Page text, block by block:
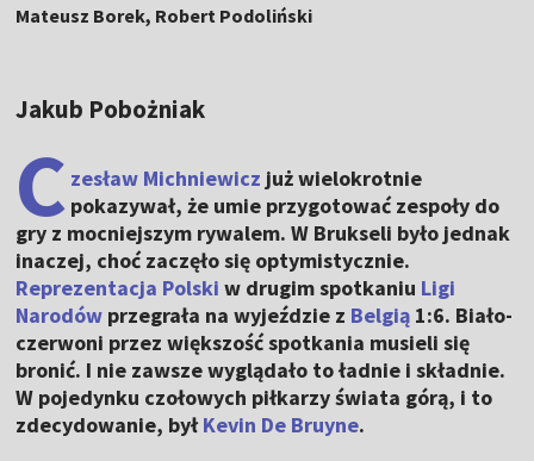
Mateusz Borek, Robert Podoliński
Jakub Pobożniak
C zesław Michniewicz już wielokrotnie
pokazywał, że umie przygotować zespoły do
gry z mocniejszym rywalem. W Brukseli było jednak
inaczej, choć zaczęło się optymistycznie.
Reprezentacja Polski w drugim spotkaniu Ligi
Narodów przegrała na wyjeździe z Belgią 1:6. Biało-
czerwoni przez większość spotkania musieli się
bronić. I nie zawsze wyglądało to ładnie i składnie.
W pojedynku czołowych piłkarzy świata górą, i to
zdecydowanie, byłKevin De Bruyne.